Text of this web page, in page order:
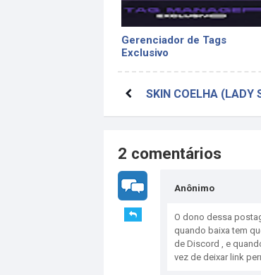
Gerenciador de Tags
Exclusivo
SKIN COELHA (LADY
2 comentários
Anônimo
O dono dessa
quando baixa tem
de Discord , e
vez de deixar link